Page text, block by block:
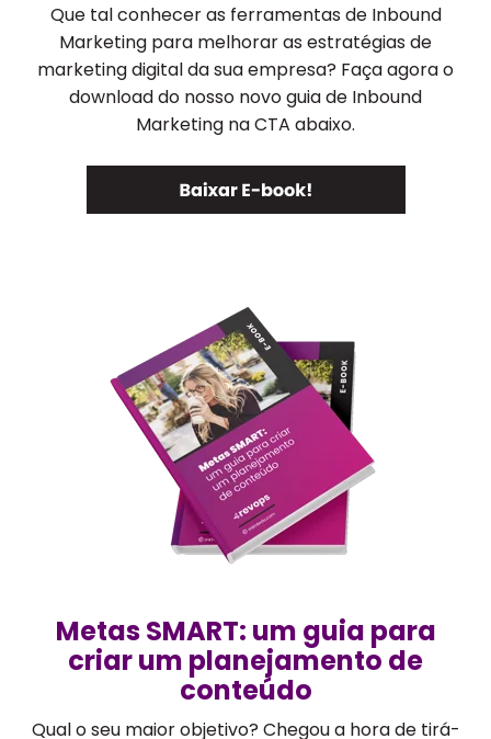
Que tal conhecer as ferramentas de Inbound
Marketing para melhorar as estratégias de
marketing digital da sua empresa? Faça agora o
download do nosso novo guia de Inbound
Marketing na CTA abaixo.
Metas SMART: um guia para
criar um planejamento de
conteúdo
Qual o seu maior objetivo? Chegou a hora de tirá-